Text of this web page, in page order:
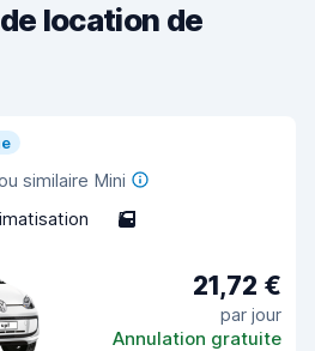
location de
similaire Mini
5
21,72 €
par jour
Annulation gratuite